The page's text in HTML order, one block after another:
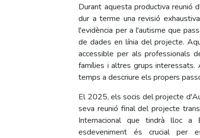
Durant aquesta productiva reunió
dur a terme una revisió
l'evidència per a l'autisme que
de dades en línia del projecte.
accessible per als professionals
famílies i altres grups interessats.
temps a descriure els propers
El 2025, els socis del projecte
seva reunió final del projecte
Internacional que tindrà lloc a
esdeveniment és crucial per